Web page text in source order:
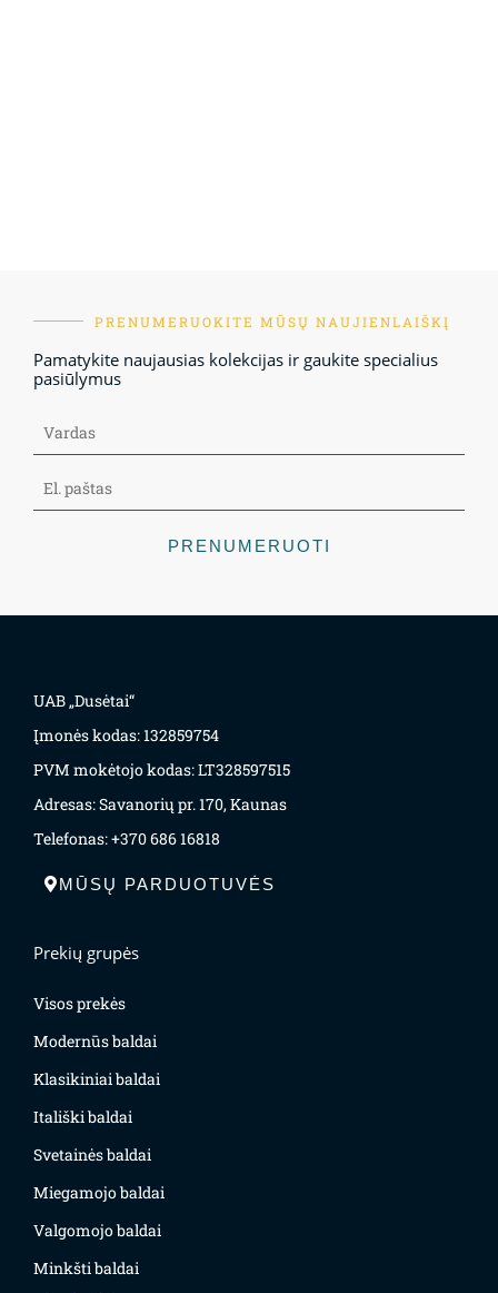
PRENUMERUOKITE MŪSŲ NAUJIENLAIŠKĮ
Pamatykite naujausias kolekcijas ir gaukite specialius
pasiūlymus
PRENUMERUOTI
UAB „Dusėtai“
Įmonės kodas: 132859754
PVM mokėtojo kodas: LT328597515
Adresas: Savanorių pr. 170, Kaunas
Telefonas: +370 686 16818
MŪSŲ PARDUOTUVĖS
Prekių grupės
Visos prekės
Modernūs baldai
Klasikiniai baldai
Itališki baldai
Svetainės baldai
Miegamojo baldai
Valgomojo baldai
Minkšti baldai